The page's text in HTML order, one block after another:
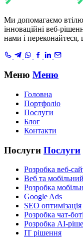
Ми допомагаємо
інноваційні веб-
нами і
Меню Меню
Головна
Портфоліо
Послуги
Блог
Контакти
Послуги Послуги
Розробка веб-
Веб та
Розробка
Google Ads
SEO оптимізація
Розробка чат-
Розробка AI-
IT рішення